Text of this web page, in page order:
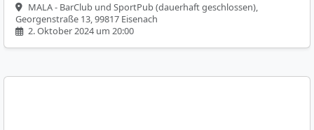
MALA - BarClub und SportPub (dauerhaft geschlossen),
Georgenstraße 13, 99817 Eisenach
2. Oktober 2024 um 20:00